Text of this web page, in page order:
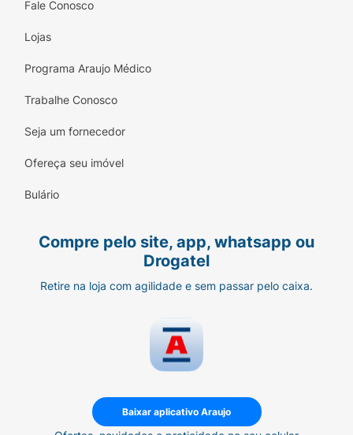
Fale Conosco
Lojas
Programa Araujo Médico
Trabalhe Conosco
Seja um fornecedor
Ofereça seu imóvel
Bulário
Compre pelo site, app, whatsapp ou
Drogatel
Retire na loja com agilidade e sem passar pelo caixa.
Baixar aplicativo Araujo